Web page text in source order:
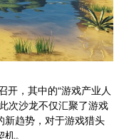
开，其中的“游戏产业人
次沙龙不仅汇聚了游戏
新趋势，对于游戏猎头
。